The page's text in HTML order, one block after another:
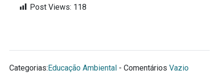
Post Views: 118
Categorias:Educação Ambiental- Comentários Vazio